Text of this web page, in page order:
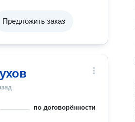
Предложить заказ
по договорённости